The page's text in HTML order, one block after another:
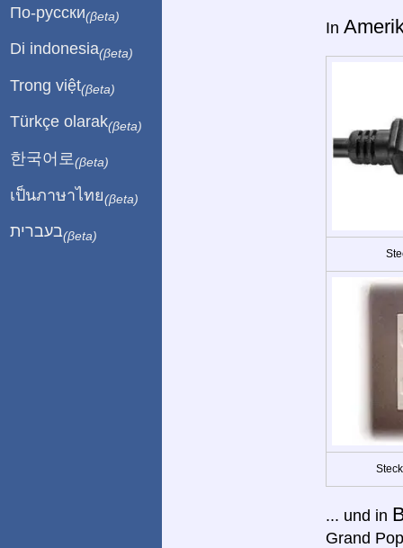
In
... und in
Grand
По-русски(βeta)
Di indonesia(βeta)
Trong việt(βeta)
Türkçe olarak(βeta)
한국어로 (βeta)
เป็นภาษาไทย(βeta)
בעברית(βeta)